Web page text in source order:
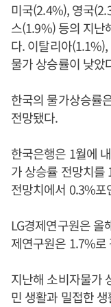
미국(2.4%), 영국
스(1.9%) 등의 지난
다. 이탈리아
물가 상승률이 낮았
한국의 물가상승률
전망됐다.
한국은행은 1월에
가 상승률 전망치를
전망치에서 0.3%포
LG경제연구원은 올
제연구원은 1.7%로
지난해 소비자물가
민 생활과 밀접한